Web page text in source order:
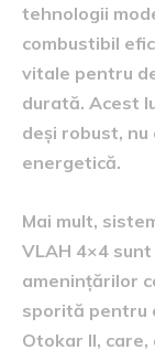
tehnologii
combustibil
vitale pentru
durată. Acest
deși robust,
energetică.
Mai mult,
VLAH 4×4
amenințărilor
sporită pentru
Otokar II,